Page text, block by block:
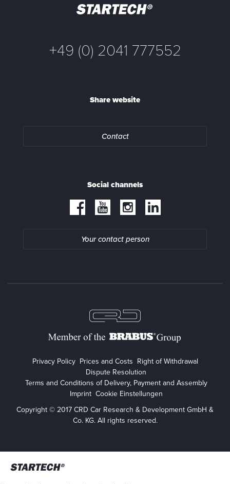
+49 (0) 2041 777552
Share website
Contact
Social channels
Your contact person
Privacy Policy Prices and Costs Right of Withdrawal
Dispute Resolution
Terms and Conditions of Delivery, Payment and Assembly
Imprint Cookie Einstellungen
Copyright © 2017 CRD Car Research & Development GmbH &
Co. KG. All rights reserved.